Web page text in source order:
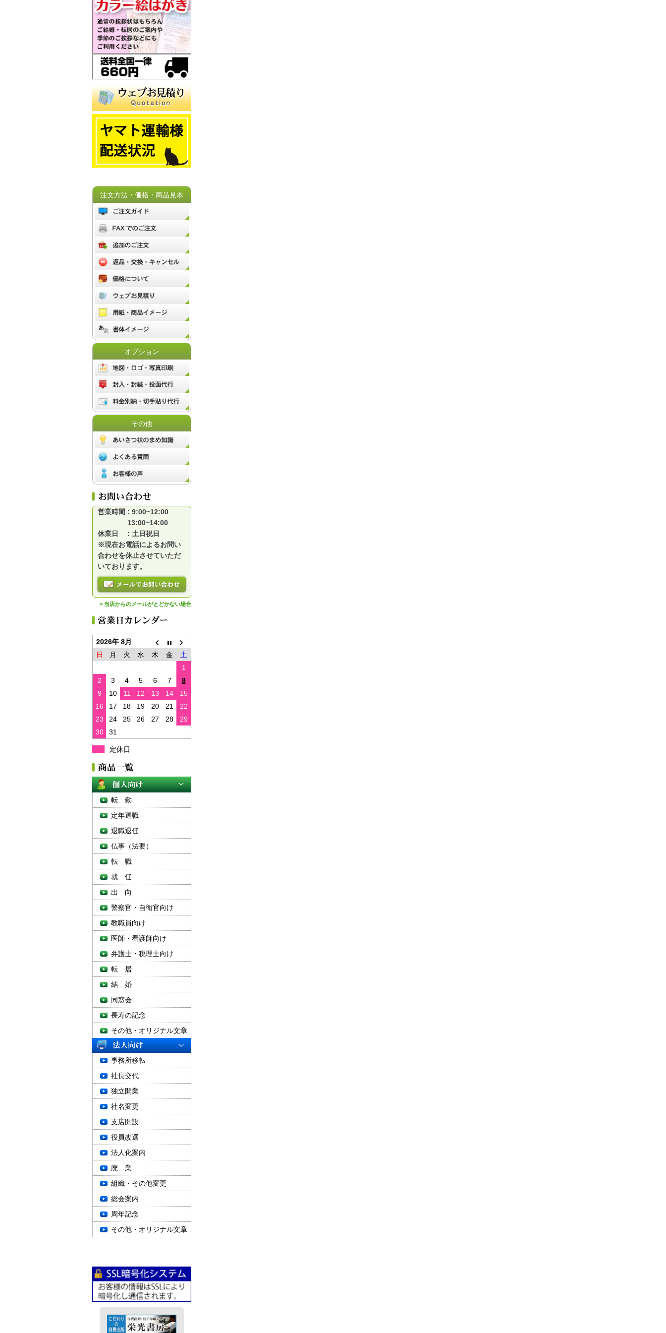
注文方法・価格・商品見本
オプション
その他
営業時間 : 9:00~12:00
13:00~14:00
休業日 : 土日祝日
※現在お電話によるお問い
合わせを休止させていただ
いております。
> 当店からのメールがとどかない場合
2026年 8月
日
月 火 水 木 金
土
1
2
3 4 5 6 7
8
9
10 11 12 13 14
15
16
17 18 19 20 21
22
23
24 25 26 27 28
29
30
31
定休日
転 勤
定年退職
退職退任
仏事（法要）
転 職
就 任
出 向
警察官・自衛官向け
教職員向け
医師・看護師向け
弁護士・税理士向け
転 居
結 婚
同窓会
長寿の記念
その他・オリジナル文章
事務所移転
社長交代
独立開業
社名変更
支店開設
役員改選
法人化案内
廃 業
組織・その他変更
総会案内
周年記念
その他・オリジナル文章